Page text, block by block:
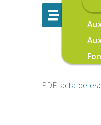
PDF: acta-de-